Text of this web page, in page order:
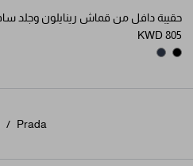
حقيبة دافل من قماش رينايلون وجلد
KWD 805
BLACK
NAVY
Prada
/